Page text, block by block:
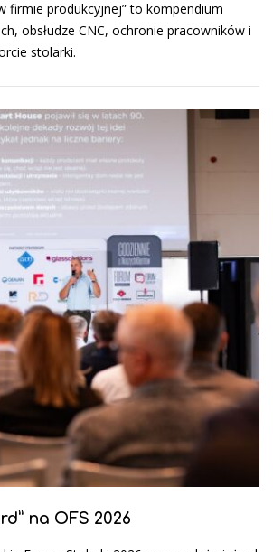
firmie produkcyjnej” to kompendium
obsłudze CNC, ochronie pracowników i
stolarki.
na OFS 2026